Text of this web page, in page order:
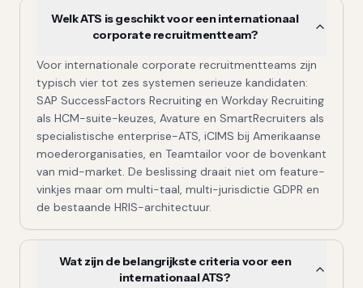
Welk ATS is geschikt voor een internationaal
corporate recruitmentteam?
Voor internationale corporate recruitmentteams zijn
typisch vier tot zes systemen serieuze kandidaten:
SAP SuccessFactors Recruiting en Workday Recruiting
als HCM-suite-keuzes, Avature en SmartRecruiters als
specialistische enterprise-ATS, iCIMS bij Amerikaanse
moederorganisaties, en Teamtailor voor de bovenkant
van mid-market. De beslissing draait niet om feature-
vinkjes maar om multi-taal, multi-jurisdictie GDPR en
de bestaande HRIS-architectuur.
Wat zijn de belangrijkste criteria voor een
internationaal ATS?